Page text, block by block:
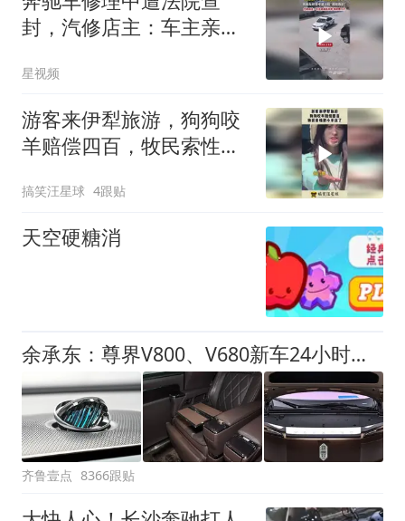
封，汽修店主：车主亲戚
星视频
游客来伊犁旅游，狗狗咬
羊赔偿四百，牧民索性把
搞笑汪星球 4跟贴
天空硬糖消
余承东：尊界V800、V680新车24小时大定突破3500台
齐鲁壹点 8366跟贴